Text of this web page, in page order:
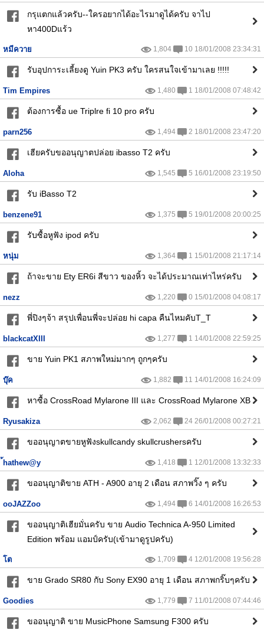
กรุแตกแล้วครับ--ใครอยากได้อะไรมาดูได้ครับ จาไป
หา400Dแร้ว
หมีควาย 1,804 10 18/01/2008 23:34:31
รับอุปการะเลี้ยงดู Yuin PK3 ครับ ใครสนใจเข้ามาเลย !!!!!
Tim Empires 1,480 1 18/01/2008 07:48:42
ต้องการซื้อ ue Triplre fi 10 pro ครับ
parn256 1,494 2 18/01/2008 23:47:20
เฮียครับขออนุญาตปล่อย ibasso T2 ครับ
Aloha 1,545 5 16/01/2008 23:19:50
รับ iBasso T2
benzene91 1,375 5 19/01/2008 20:00:25
รับซื้อหูฟัง ipod ครับ
หนุ่ม 1,364 1 15/01/2008 21:17:14
ถ้าจะขาย Ety ER6i สีขาว ของหิ้ว จะได้ประมาณเท่าไหร่ครับ
nezz 1,220 0 15/01/2008 04:08:17
พี่ปิงๆจ้า สรุปเพื่อนพี่จะปล่อย hi capa คืนไหมคับT_T
blackcatXIII 1,277 1 14/01/2008 22:59:25
ขาย Yuin PK1 สภาพใหม่มากๆ ถูกๆครับ
บุ๊ค 1,882 11 14/01/2008 16:24:09
หาซื้อ CrossRoad Mylarone III และ CrossRoad Mylarone XB
Ryusakiza 2,062 24 26/01/2008 00:27:21
ขออนุญาตขายหูฟังskullcandy skullcrushersครับ
้hathew@y 1,418 1 12/01/2008 13:32:33
ขออนุญาติขาย ATH - A900 อายุ 2 เดือน สภาพวิ๊ง ๆ ครับ
ooJAZZoo 1,494 6 14/01/2008 16:26:53
ขออนุญาติเฮียมั่นครับ ขาย Audio Technica A-950 Limited
Edition พร้อม แอมป์ครับ(เข้ามาดูรูปครับ)
โต 1,709 4 12/01/2008 19:56:28
ขาย Grado SR80 กับ Sony EX90 อายุ 1 เดือน สภาพกริ๊บๆครับ
Goodies 1,779 7 11/01/2008 07:44:46
ขออนุญาติ ขาย MusicPhone Samsung F300 ครับ